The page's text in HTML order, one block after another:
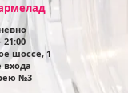
21:00
шоссе, 1
входа
№3